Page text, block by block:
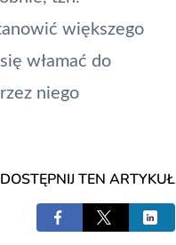
większego
włamać do
niego
TEN ARTYKUŁ